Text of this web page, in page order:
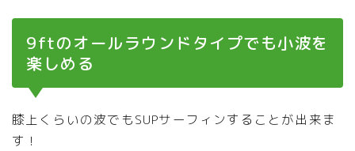
9ftのオールラウンドタイプでも小波を
楽しめる
膝上くらいの波でもSUPサーフィンすることが出来ま
す！